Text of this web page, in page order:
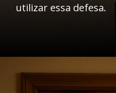
utilizar essa defesa.